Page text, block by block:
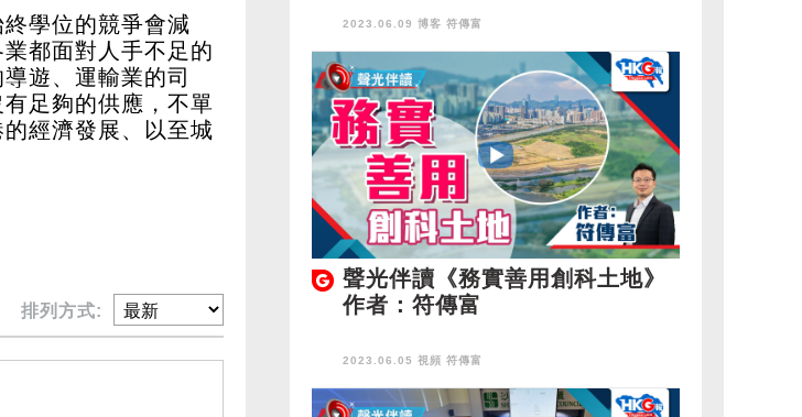
學位的競爭會減
都面對人手不足的
遊、運輸業的司
足夠的供應，不單
經濟發展、以至城
排列方式:
2023.06.09 博客 符傳富
聲光伴讀《務實善用創科土地》
作者：符傳富
2023.06.05 視頻 符傳富